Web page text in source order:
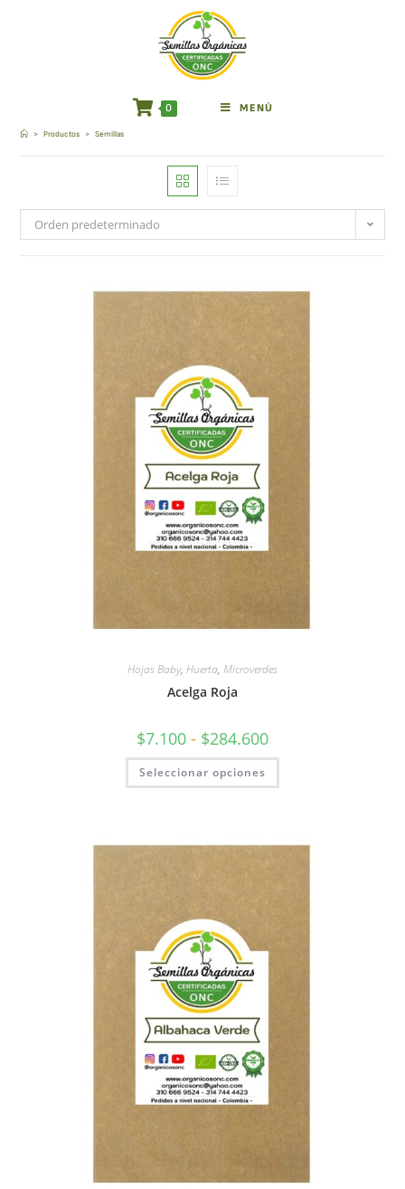
0 MENÚ
> Productos > Semillas
Orden predeterminado
Hojas Baby, Huerta, Microverdes
Acelga Roja
$7.100 - $284.600
Seleccionar opciones